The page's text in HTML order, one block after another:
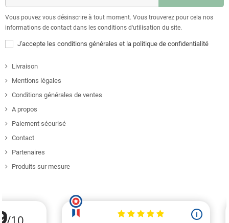
Vous pouvez vous désinscrire à tout moment. Vous trouverez pour cela nos
informations de contact dans les conditions d'utilisation du site.
J'accepte les conditions générales et la politique de confidentialité
Livraison
Mentions légales
Conditions générales de ventes
A propos
Paiement sécurisé
Contact
Partenaires
Produits sur mesure